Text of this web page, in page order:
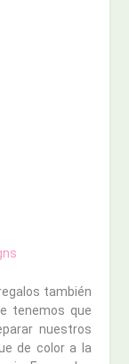
también
tenemos que
nuestros
de color a la